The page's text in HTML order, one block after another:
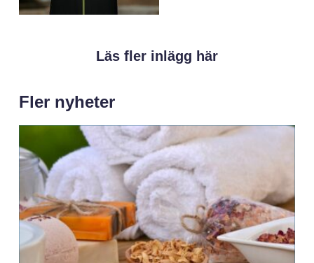
Läs fler inlägg här
Fler nyheter